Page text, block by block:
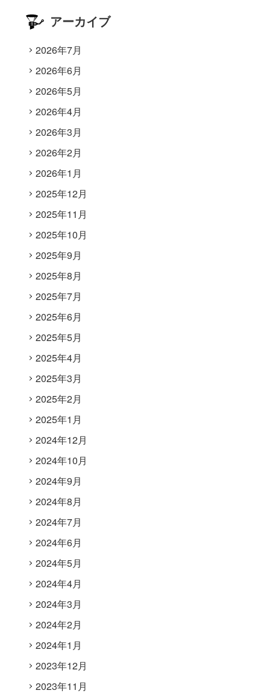
アーカイブ
2026年7月
2026年6月
2026年5月
2026年4月
2026年3月
2026年2月
2026年1月
2025年12月
2025年11月
2025年10月
2025年9月
2025年8月
2025年7月
2025年6月
2025年5月
2025年4月
2025年3月
2025年2月
2025年1月
2024年12月
2024年10月
2024年9月
2024年8月
2024年7月
2024年6月
2024年5月
2024年4月
2024年3月
2024年2月
2024年1月
2023年12月
2023年11月